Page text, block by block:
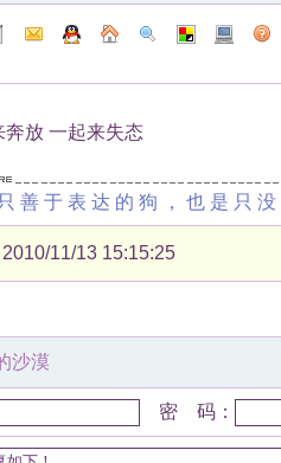
奔放 一起来失态
善于表达的狗，也是只没
11/13 15:15:25
沙漠
密 码：